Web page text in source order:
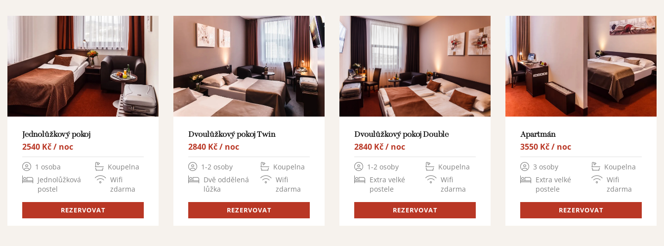
Jednolůžkový pokoj
2540 Kč / noc
1 osoba
Jednolůžková
postel
Koupelna
Wifi
zdarma
REZERVOVAT
Dvoulůžkový pokoj Twin
2840 Kč / noc
1-2 osoby
Dvě oddělená
lůžka
Koupelna
Wifi
zdarma
REZERVOVAT
Dvoulůžkový pokoj Double
2840 Kč / noc
1-2 osoby
Extra velké
postele
Koupelna
Wifi
zdarma
REZERVOVAT
Apartmán
3550 Kč / noc
3 osoby
Extra velké
postele
Koupelna
Wifi
zdarma
REZERVOVAT